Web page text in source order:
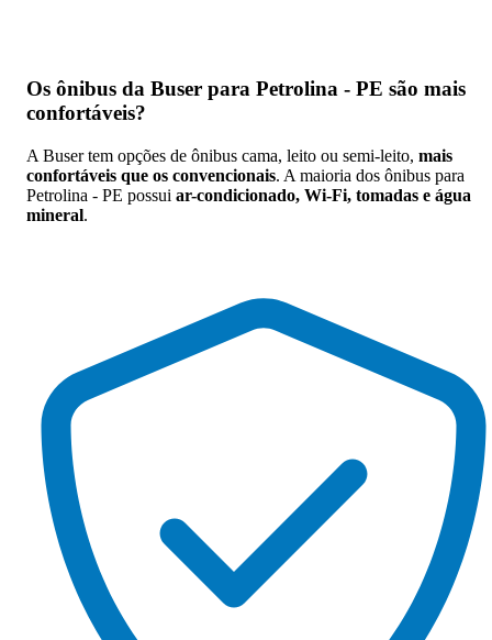
Os ônibus da Buser para Petrolina - PE são mais
confortáveis?
A Buser tem opções de ônibus cama, leito ou semi-leito, mais
confortáveis que os convencionais. A maioria dos ônibus para
Petrolina - PE possui ar-condicionado, Wi-Fi, tomadas e água
mineral.